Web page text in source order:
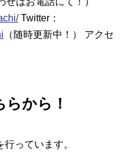
Twitter：
（随時更新中！） アクセ
から！
行っています。